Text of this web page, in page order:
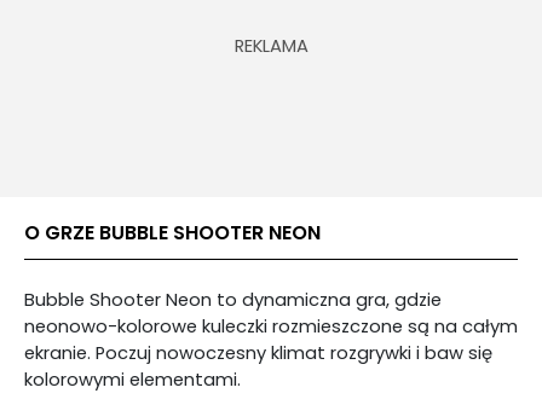
O GRZE BUBBLE SHOOTER NEON
Bubble Shooter Neon to dynamiczna gra, gdzie
neonowo-kolorowe kuleczki rozmieszczone są na całym
ekranie. Poczuj nowoczesny klimat rozgrywki i baw się
kolorowymi elementami.